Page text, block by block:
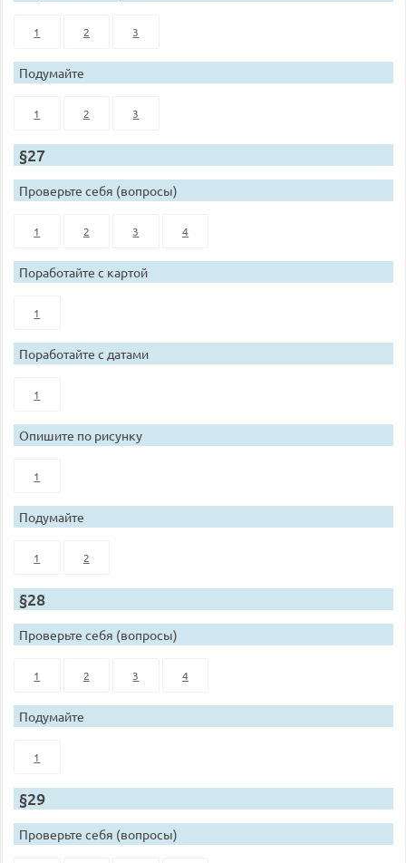
1 2 3
Подумайте
1 2 3
§27
Проверьте себя (вопросы)
1 2 3 4
Поработайте с картой
1
Поработайте с датами
1
Опишите по рисунку
1
Подумайте
1 2
§28
Проверьте себя (вопросы)
1 2 3 4
Подумайте
1
§29
Проверьте себя (вопросы)